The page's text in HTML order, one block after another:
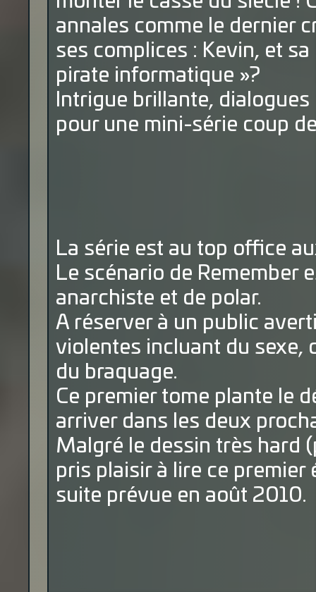
annales comme le dernier
ses complices : Kevin, et
pirate informatique »?
Intrigue brillante,
pour une mini-série coup
La série est au top office
Le scénario de Remember
anarchiste et de polar.
A réserver à un public
violentes incluant du sexe,
du braquage.
Ce premier tome plante le
arriver dans les deux
Malgré le dessin très hard
pris plaisir à lire ce premier
suite prévue en août 2010.